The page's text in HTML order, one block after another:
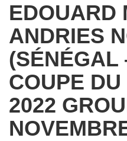
EDOUARD
ANDRIES
(SÉNÉGAL
COUPE
2022